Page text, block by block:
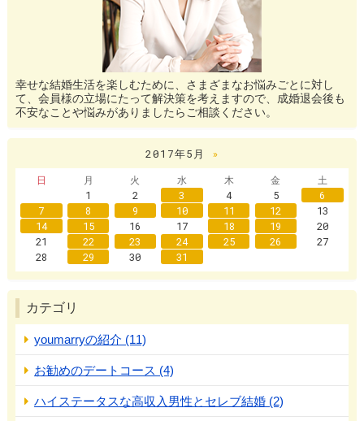
幸せな結婚生活を楽しむために、さまざまなお悩みごとに対し
て、会員様の立場にたって解決策を考えますので、成婚退会後も
不安なことや悩みがありましたらご相談ください。
2017年5月
»
日
月 火 水 木 金
土
1
2 3 4 5
6
7
8 9 10 11 12
13
14
15 16 17 18 19
20
21
22 23 24 25 26
27
28
29 30 31
カテゴリ
youmarryの紹介 (11)
お勧めのデートコース (4)
ハイステータスな高収入男性とセレブ結婚 (2)